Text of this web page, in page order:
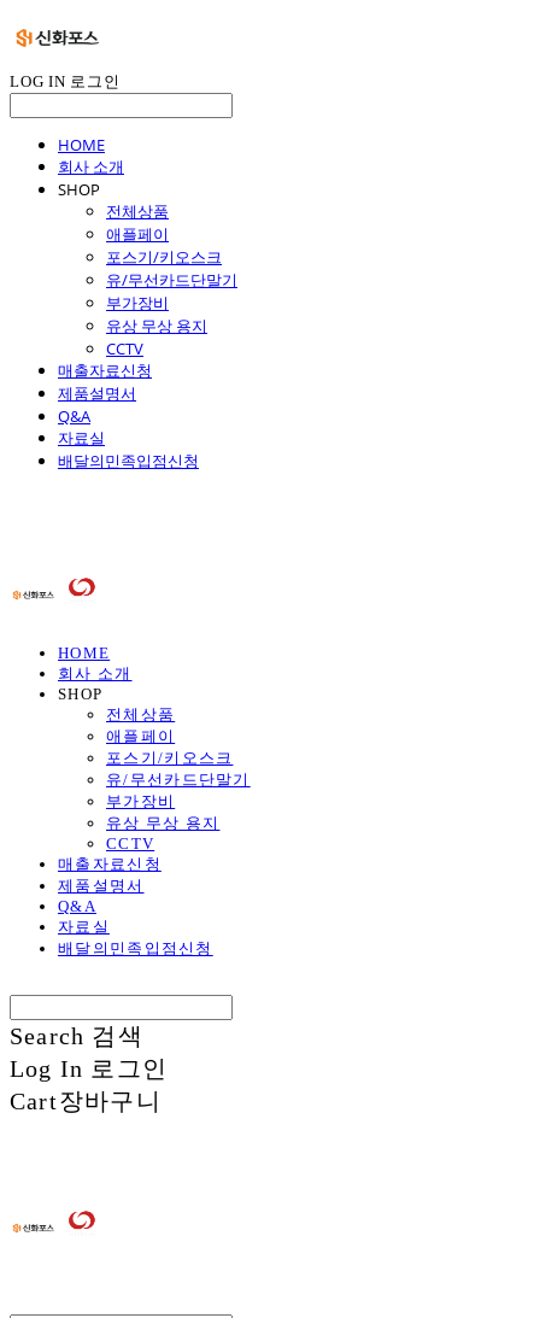
LOG IN 로그인
HOME
회사 소개
SHOP
전체상품
애플페이
포스기/키오스크
유/무선카드단말기
부가장비
유상 무상 용지
CCTV
매출자료신청
제품설명서
Q&A
자료실
배달의민족입점신청
HOME
회사 소개
SHOP
전체상품
애플페이
포스기/키오스크
유/무선카드단말기
부가장비
유상 무상 용지
CCTV
매출자료신청
제품설명서
Q&A
자료실
배달의민족입점신청
Search 검색
Log In 로그인
Cart장바구니